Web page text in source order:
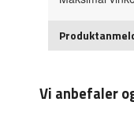
Vi anbefaler